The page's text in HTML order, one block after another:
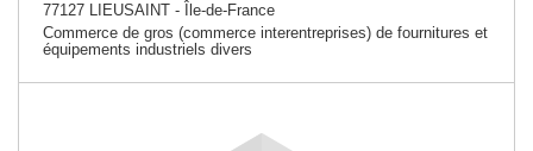
77127 LIEUSAINT - Île-de-France
Commerce de gros (commerce interentreprises) de fournitures et
équipements industriels divers